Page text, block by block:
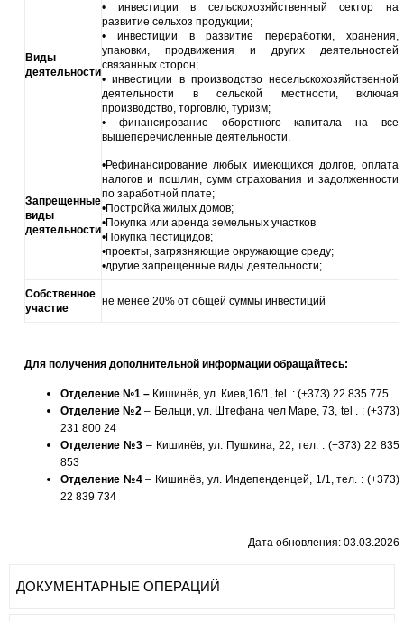
Виды
деятельности
• инвестиции в сельскохозяйственный сектор на
развитие сельхоз продукции;
• инвестиции в развитие переработки, хранения,
упаковки, продвижения и других деятельностей
связанных сторон;
• инвестиции в производство несельскохозяйственной
деятельности в сельской местности, включая
производство, торговлю, туризм;
• финансирование оборотного капитала на все
вышеперечисленные деятельности.
Запрещенные
виды
деятельности
•Рефинансирование любых имеющихся долгов, оплата
налогов и пошлин, сумм страхования и задолженности
по заработной плате;
•Постройка жилых домов;
•Покупка или аренда земельных участков
•Покупка пестицидов;
•проекты, загрязняющие окружающие среду;
•другие запрещенные виды деятельности;
Собственное
участие
не менее 20% от общей суммы инвестиций
Для получения дополнительной информации обращайтесь:
Отделение №1 – Кишинёв, ул. Киев,16/1, tel. : (+373) 22 835 775
Отделение №2– Бельци, ул. Штефана чел Маре, 73, tel . : (+373)
231 800 24
Отделение №3 – Кишинёв, ул. Пушкина, 22, тел. : (+373) 22 835
853
Отделение №4– Кишинёв, ул. Индепенденцей, 1/1, тел. : (+373)
22 839 734
Дата обновления: 03.03.2026
ДОКУМЕНТАРНЫЕ ОПЕРАЦИЙ